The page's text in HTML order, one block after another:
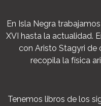
En Isla Negra
XVI hasta la actualidad.
con Aristo Stagyri de
recopila la física
Tenemos libros de los